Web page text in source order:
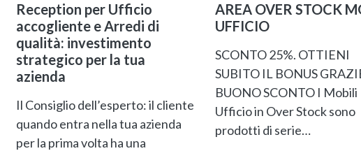
Reception per Ufficio
accogliente e Arredi di
qualità: investimento
strategico per la tua
azienda
Il Consiglio dell’esperto: il cliente
quando entra nella tua azienda
per la prima volta ha una
AREA OVER STOCK
UFFICIO
SCONTO 25%. OTTIENI
SUBITO IL BONUS
BUONO SCONTO I Mobili
Ufficio in Over Stock sono
prodotti di serie…